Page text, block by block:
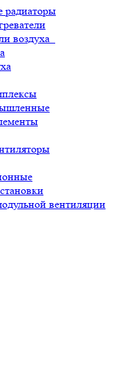
радиаторы
воздуха
вентиляции